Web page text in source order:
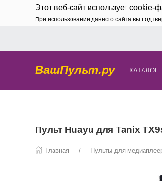
Этот веб-сайт использует cookie-
При использовании данного сайта вы
ВашПульт.ру КАТАЛОГ
Пульт Huayu для Tanix
Главная Пульты для